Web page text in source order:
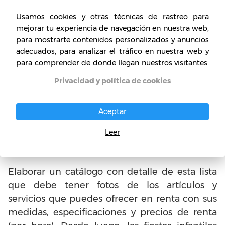
más formal si se requiere
Servicios de animación: payasos, obras de
teatro infantiles, magos, danzas, mimos.
Renta de salones para eventos
Venta y preparación de piñatas, golosinas,
Elaborar un catálogo con detalle de esta lista
que debe tener fotos de los artículos y
servicios que puedes ofrecer en renta con sus
medidas, especificaciones y precios de renta
Usamos cookies y otras técnicas de rastreo para
mejorar tu experiencia de navegación en nuestra web,
para mostrarte contenidos personalizados y anuncios
adecuados, para analizar el tráfico en nuestra web y
para comprender de donde llegan nuestros visitantes.
Privacidad y política de cookies
Aceptar
Leer